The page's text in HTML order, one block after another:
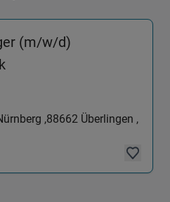
(m/w/d)
(Sports & Events) in
,88662 Überlingen ,